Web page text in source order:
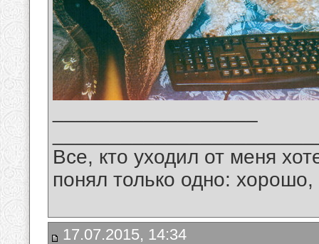
Все, кто уходил от меня
понял только одно:
17.07.2015, 14:34